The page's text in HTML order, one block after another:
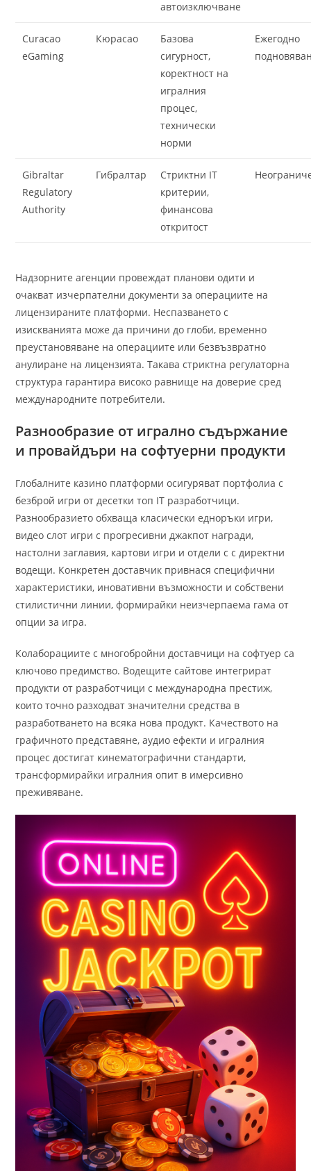
автоизключване
Curacao
eGaming
Кюрасао
Базова
сигурност,
коректност на
игралния
процес,
технически
норми
Ежегодно
Gibraltar
Regulatory
Authority
Гибралтар
Стриктни IT
критерии,
финансова
откритост
Надзорните агенции провеждат планови одити и
очакват изчерпателни документи за операциите на
лицензираните платформи. Неспазването с
изискванията може да причини до глоби, временно
преустановяване на операциите или безвъзвратно
анулиране на лицензията. Такава стриктна регулаторна
структура гарантира високо равнище на доверие сред
международните потребители.
Разнообразие от игрално съдържание
и провайдъри на софтуерни продукти
Глобалните казино платформи осигуряват портфолиа с
безброй игри от десетки топ IT разработчици.
Разнообразието обхваща класически едноръки игри,
видео слот игри с прогресивни джакпот награди,
настолни заглавия, картови игри и отдели с с директни
водещи. Конкретен доставчик привнася специфични
характеристики, иновативни възможности и собствени
стилистични линии, формирайки неизчерпаема гама от
опции за игра.
Колаборациите с многобройни доставчици на софтуер са
ключово предимство. Водещите сайтове интегрират
продукти от разработчици с международна престиж,
които точно разходват значителни средства в
разработването на всяка нова продукт. Качеството на
графичното представяне, аудио ефекти и игралния
процес достигат кинематографични стандарти,
трансформирайки игралния опит в имерсивно
преживяване.